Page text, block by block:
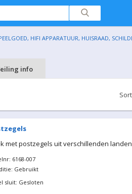
HIFI APPARATUUR, HUISRAAD,
info
met postzegels uit verschillenden
6168-007
Gebruikt
sluit: Gesloten